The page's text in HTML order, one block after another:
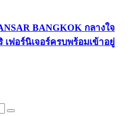
BANGKOK กลางใจ
เฟอร์นิเจอร์ครบพร้อมเข้าอยู่